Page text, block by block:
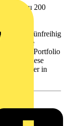
bis zu 200
ein- bis fünfreihig
die
Das Portfolio
Diese
in